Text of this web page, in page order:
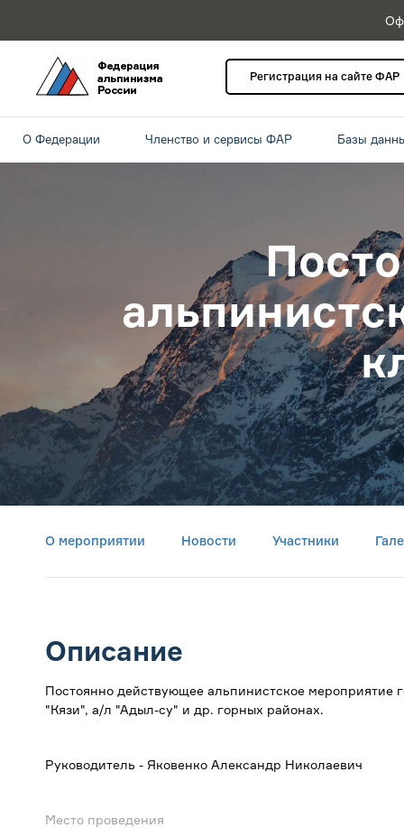
Регистрация на сайте ФАР
О Федерации Членство и сервисы ФАР Базы
О мероприятии Новости Участники
Описание
Постоянно действующее альпинистское мероприятие
"Кязи", а/л "Адыл-су" и др. горных районах.
Руководитель - Яковенко Александр Николаевич
Место проведения